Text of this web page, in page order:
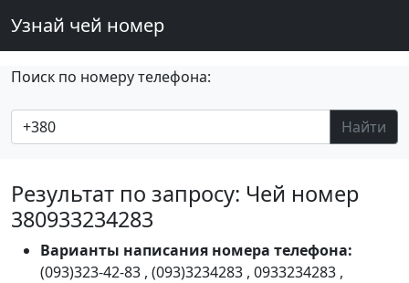
Узнай чей номер
Поиск по номеру телефона:
Найти
Результат по запросу: Чей номер
380933234283
Варианты написания номера телефона:
(093)323-42-83 , (093)3234283 , 0933234283 ,